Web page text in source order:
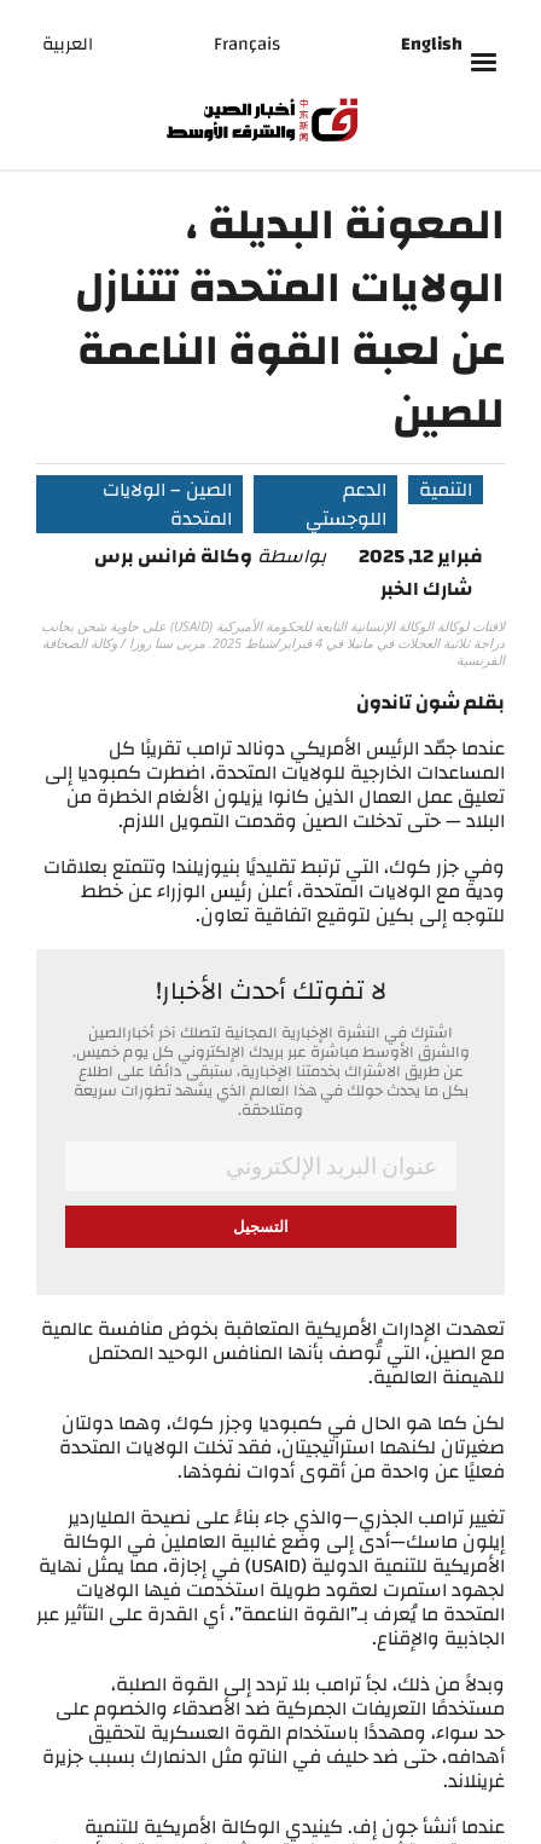
English
Français العربية
المعونة البديلة ،
الولايات المتحدة تتنازل
عن لعبة القوة الناعمة
للصين
التنمية
الدعم
اللوجستي
الصين – الولايات
المتحدة
فبراير 12, 2025
بواسطة وكالة فرانس برس
شارك الخبر
لافتات لوكالة الوكالة الإنسانية التابعة للحكومة الأميركية (USAID) على حاوية شحن بجانب
دراجة ثلاثية العجلات في مانيلا في 4 فبراير/شباط 2025. مربى ستا روزا / وكالة الصحافة
الفرنسية
بقلم شون تاندون
عندما جمّد الرئيس الأمريكي دونالد ترامب تقريبًا كل
المساعدات الخارجية للولايات المتحدة، اضطرت كمبوديا إلى
تعليق عمل العمال الذين كانوا يزيلون الألغام الخطرة من
البلاد — حتى تدخلت الصين وقدمت التمويل اللازم.
وفي جزر كوك، التي ترتبط تقليديًا بنيوزيلندا وتتمتع بعلاقات
ودية مع الولايات المتحدة، أعلن رئيس الوزراء عن خطط
للتوجه إلى بكين لتوقيع اتفاقية تعاون.
لا تفوتك أحدث الأخبار!
اشترك في النشرة الإخبارية المجانية لتصلك آخر أخبارالصين
والشرق الأوسط مباشرة عبر بريدك الإلكتروني كل يوم خميس.
عن طريق الاشتراك بخدمتنا الإخبارية، ستبقى دائمًا على اطلاع
بكل ما يحدث حولك في هذا العالم الذي يشهد تطورات سريعة
ومتلاحقة.
*
تعهدت الإدارات الأمريكية المتعاقبة بخوض منافسة عالمية
مع الصين، التي تُوصف بأنها المنافس الوحيد المحتمل
للهيمنة العالمية.
لكن كما هو الحال في كمبوديا وجزر كوك، وهما دولتان
صغيرتان لكنهما استراتيجيتان، فقد تخلت الولايات المتحدة
فعليًا عن واحدة من أقوى أدوات نفوذها.
تغيير ترامب الجذري—والذي جاء بناءً على نصيحة الملياردير
إيلون ماسك—أدى إلى وضع غالبية العاملين في الوكالة
الأمريكية للتنمية الدولية (USAID) في إجازة، مما يمثل نهاية
لجهود استمرت لعقود طويلة استخدمت فيها الولايات
المتحدة ما يُعرف بـ”القوة الناعمة”، أي القدرة على التأثير عبر
الجاذبية والإقناع.
وبدلاً من ذلك، لجأ ترامب بلا تردد إلى القوة الصلبة،
مستخدمًا التعريفات الجمركية ضد الأصدقاء والخصوم على
حد سواء، ومهددًا باستخدام القوة العسكرية لتحقيق
أهدافه، حتى ضد حليف في الناتو مثل الدنمارك بسبب جزيرة
غرينلاند.
عندما أنشأ جون إف. كينيدي الوكالة الأمريكية للتنمية